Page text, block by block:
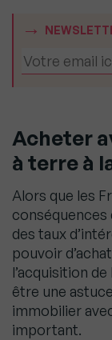
Acheter
à terre à
Alors que les
conséquences
des taux
pouvoir
l’acquisition
être une
immobilier
important.